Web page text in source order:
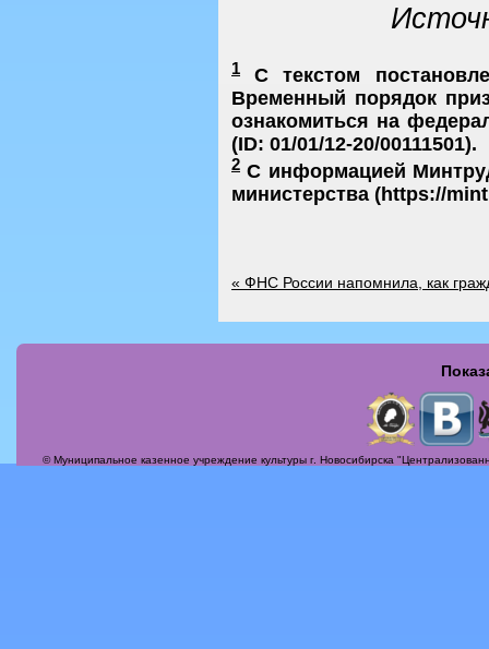
1
С текстом
Временный порядок
ознакомиться на
(ID: 01/01/12-20/00111501).
2 С информацией
министерства (https://
« ФНС России напомнила, как
© Муниципальное казенное учреждение культуры г. Новосибирска